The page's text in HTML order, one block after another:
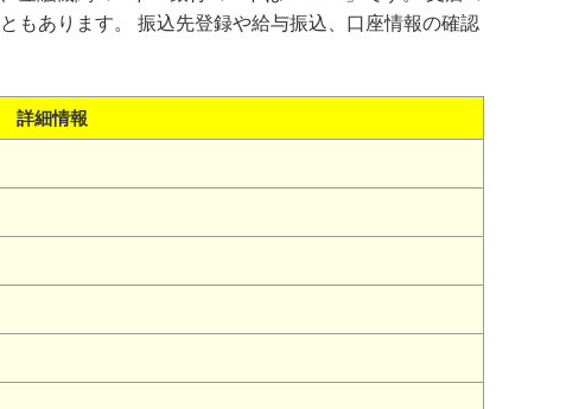
もあります。 振込先登録や給与振込、口座情報の確認
詳細情報